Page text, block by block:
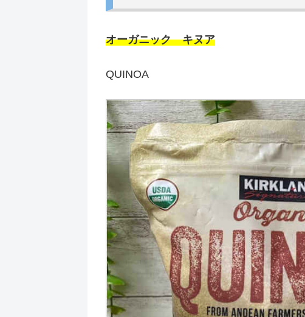
オーガニック キヌア
QUINOA